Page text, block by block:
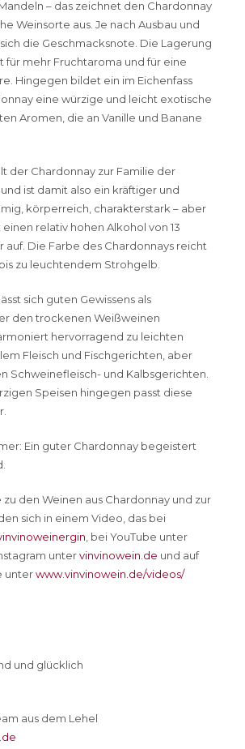
– das zeichnet den Chardonnay
Weinsorte aus. Je nach Ausbau und
die Geschmacksnote. Die Lagerung
für mehr Fruchtaroma und für eine
Hingegen bildet ein im Eichenfass
eine würzige und leicht exotische
Aromen, die an Vanille und Banane
der Chardonnay zur Familie der
ist damit also ein kräftiger und
körperreich, charakterstark – aber
einen relativ hohen Alkohol von 13
auf. Die Farbe des Chardonnays reicht
zu leuchtendem Strohgelb.
sich guten Gewissens als
den trockenen Weißweinen
hervorragend zu leichten
Fleisch und Fischgerichten, aber
Schweinefleisch- und Kalbsgerichten.
Speisen hingegen passt diese
Ein guter Chardonnay begeistert
den Weinen aus Chardonnay und zur
sich in einem Video, das bei
, bei YouTube unter
untervinvinowein.de und auf
unterwww.vinvinowein.de/videos/
und glücklich
aus dem Lehel